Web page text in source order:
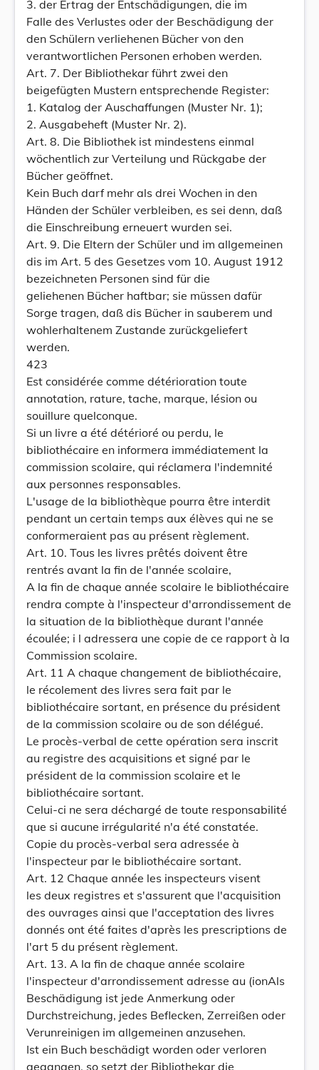
3. der Ertrag der Entschädigungen, die im
Falle des Verlustes oder der Beschädigung der
den Schülern verliehenen Bücher von den
verantwortlichen Personen erhoben werden.
Art. 7. Der Bibliothekar führt zwei den
beigefügten Mustern entsprechende Register:
1. Katalog der Auschaffungen (Muster Nr. 1);
2. Ausgabeheft (Muster Nr. 2).
Art. 8. Die Bibliothek ist mindestens einmal
wöchentlich zur Verteilung und Rückgabe der
Bücher geöffnet.
Kein Buch darf mehr als drei Wochen in den
Händen der Schüler verbleiben, es sei denn, daß
die Einschreibung erneuert wurden sei.
Art. 9. Die Eltern der Schüler und im allgemeinen
dis im Art. 5 des Gesetzes vom 10. August 1912
bezeichneten Personen sind für die
geliehenen Bücher haftbar; sie müssen dafür
Sorge tragen, daß dis Bücher in sauberem und
wohlerhaltenem Zustande zurückgeliefert
werden.
423
Est considérée comme détérioration toute
annotation, rature, tache, marque, lésion ou
souillure quelconque.
Si un livre a été détérioré ou perdu, le
bibliothécaire en informera immédiatement la
commission scolaire, qui réclamera l'indemnité
aux personnes responsables.
L'usage de la bibliothèque pourra être interdit
pendant un certain temps aux élèves qui ne se
conformeraient pas au présent règlement.
Art. 10. Tous les livres prêtés doivent être
rentrés avant la fin de l'année scolaire,
A la fin de chaque année scolaire le bibliothécaire
rendra compte à l'inspecteur d'arrondissement de
la situation de la bibliothèque durant l'année
écoulée; i l adressera une copie de ce rapport à la
Commission scolaire.
Art. 11 A chaque changement de bibliothécaire,
le récolement des livres sera fait par le
bibliothécaire sortant, en présence du président
de la commission scolaire ou de son délégué.
Le procès-verbal de cette opération sera inscrit
au registre des acquisitions et signé par le
président de la commission scolaire et le
bibliothécaire sortant.
Celui-ci ne sera déchargé de toute responsabilité
que si aucune irrégularité n'a été constatée.
Copie du procès-verbal sera adressée à
l'inspecteur par le bibliothécaire sortant.
Art. 12 Chaque année les inspecteurs visent
les deux registres et s'assurent que l'acquisition
des ouvrages ainsi que l'acceptation des livres
donnés ont été faites d'après les prescriptions de
l'art 5 du présent règlement.
Art. 13. A la fin de chaque année scolaire
l'inspecteur d'arrondissement adresse au (ionAls
Beschädigung ist jede Anmerkung oder
Durchstreichung, jedes Beflecken, Zerreißen oder
Verunreinigen im allgemeinen anzusehen.
Ist ein Buch beschädigt worden oder verloren
gegangen, so setzt der Bibliothekar die